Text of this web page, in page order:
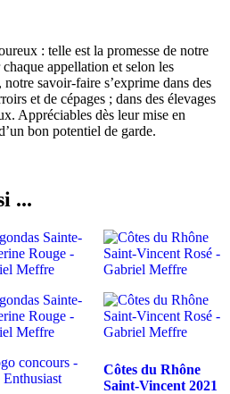
: telle est la promesse de notre
appellation et selon les
savoir-faire s’exprime dans des
et de cépages ; dans des élevages
Appréciables dès leur mise en
bon potentiel de garde.
...
Côtes du Rhône
Saint-Vincent2021